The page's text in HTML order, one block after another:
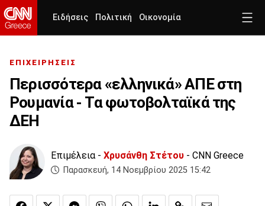
Ειδήσεις Πολιτική Οικονομία
ΕΠΙΧΕΙΡΗΣΕΙΣ
Περισσότερα «ελληνικά» ΑΠΕ στη
Ρουμανία - Τα φωτοβολταϊκά της
ΔΕΗ
Επιμέλεια - Χρυσάνθη Στέτου - CNN Greece
Παρασκευή, 14 Νοεμβρίου 2025 15:42